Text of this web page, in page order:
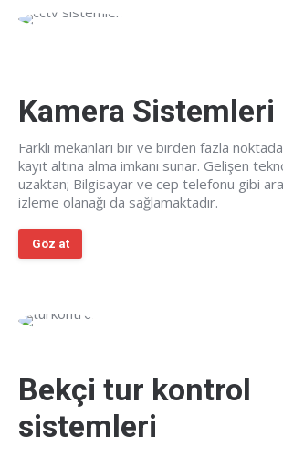
Kamera Sistemleri
Farklı mekanları bir ve birden fazla
kayıt altına alma imkanı sunar. Gelişen
uzaktan; Bilgisayar ve cep telefonu gibi
izleme olanağı da sağlamaktadır.
Göz at
Bekçi tur kontrol
sistemleri